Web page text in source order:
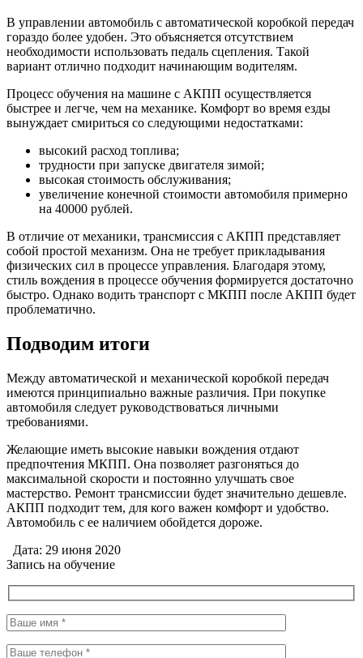
В управлении автомобиль с автоматической коробкой передач
гораздо более удобен. Это объясняется отсутствием
необходимости использовать педаль сцепления. Такой
вариант отлично подходит начинающим водителям.
Процесс обучения на машине с АКПП осуществляется
быстрее и легче, чем на механике. Комфорт во время езды
вынуждает смириться со следующими недостатками:
высокий расход топлива;
трудности при запуске двигателя зимой;
высокая стоимость обслуживания;
увеличение конечной стоимости автомобиля примерно
на 40000 рублей.
В отличие от механики, трансмиссия с АКПП представляет
собой простой механизм. Она не требует прикладывания
физических сил в процессе управления. Благодаря этому,
стиль вождения в процессе обучения формируется достаточно
быстро. Однако водить транспорт с МКПП после АКПП будет
проблематично.
Подводим итоги
Между автоматической и механической коробкой передач
имеются принципиально важные различия. При покупке
автомобиля следует руководствоваться личными
требованиями.
Желающие иметь высокие навыки вождения отдают
предпочтения МКПП. Она позволяет разгоняться до
максимальной скорости и постоянно улучшать свое
мастерство. Ремонт трансмиссии будет значительно дешевле.
АКПП подходит тем, для кого важен комфорт и удобство.
Автомобиль с ее наличием обойдется дороже.
Дата: 29 июня 2020
Запись на обучение